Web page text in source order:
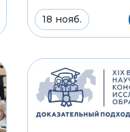
18 нояб.